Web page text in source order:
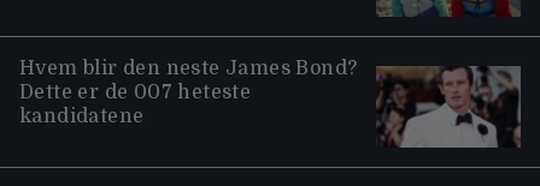
Hvem blir den neste James Bond?
Dette er de 007 heteste
kandidatene